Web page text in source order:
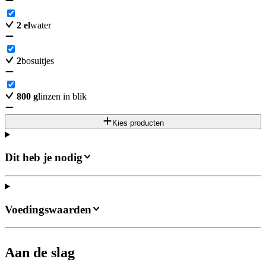
2 elwater
2bosuitjes
800 glinzen in blik
Kies producten
Dit heb je nodig
Aan de slag
Voedingswaarden